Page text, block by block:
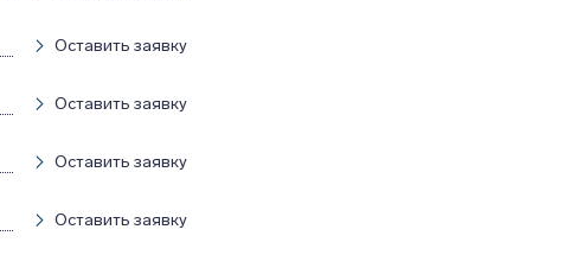
Оставить заявку
Оставить заявку
Оставить заявку
Оставить заявку